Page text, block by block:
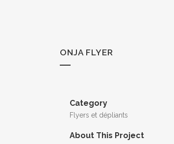
ONJA FLYER
Category
Flyers et dépliants
About This Project